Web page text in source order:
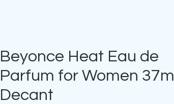
Beyonce Heat Eau de
Parfum for Women 37ml
Decant